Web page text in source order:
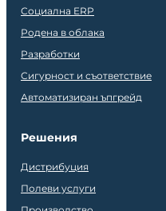
Социална ERP
Родена в облака
Разработки
Сигурност и съответствие
Автоматизиран ъпгрейд
Решения
Дистрибуция
Полеви услуги